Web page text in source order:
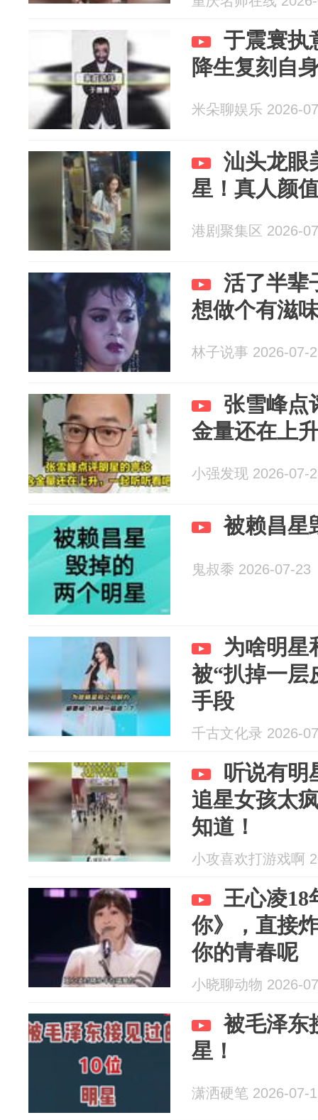
于震寰执
降生复刻自
米朵聊娱乐 2026-
汕头龙眼
星！真人颜
港剧聚集区 2026-
活了半辈
想做个有滋
林子说事 2026-07-
张雪峰点
金量还在上
小强发现 2026-07-
被赖昌星
鬼叔黍 2026-07-23
为啥明星
被“扒掉一层
手段
千古文化录 2026-
听说有明
追星女孩太
知道！
小攻喜欢打游戏啊
王心凌18
你》，直接
你的青春呢
小晓聊动物 2026-
被毛泽东
星！
潇洒硬笔 2026-07-